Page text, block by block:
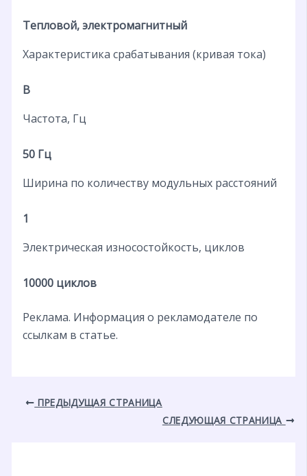
Тепловой, электромагнитный
Характеристика срабатывания (кривая тока)
B
Частота, Гц
50 Гц
Ширина по количеству модульных расстояний
1
Электрическая износостойкость, циклов
10000 циклов
Реклама. Информация о рекламодателе по
ссылкам в статье.
ПРЕДЫДУЩАЯ СТРАНИЦА
СЛЕДУЮЩАЯ СТРАНИЦА